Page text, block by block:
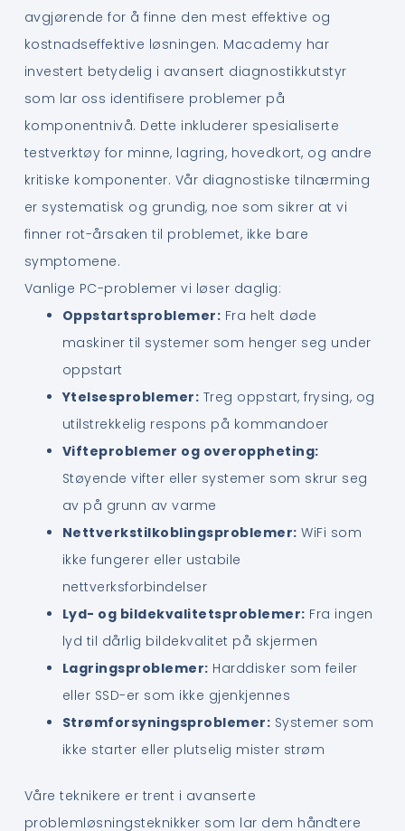
avgjørende for å finne den mest effektive og
kostnadseffektive løsningen. Macademy har
investert betydelig i avansert diagnostikkutstyr
som lar oss identifisere problemer på
komponentnivå. Dette inkluderer spesialiserte
testverktøy for minne, lagring, hovedkort, og andre
kritiske komponenter. Vår diagnostiske tilnærming
er systematisk og grundig, noe som sikrer at vi
finner rot-årsaken til problemet, ikke bare
symptomene.
Vanlige PC-problemer vi løser daglig:
Oppstartsproblemer: Fra helt døde
maskiner til systemer som henger seg under
oppstart
Ytelsesproblemer: Treg oppstart, frysing, og
utilstrekkelig respons på kommandoer
Vifteproblemer og overoppheting:
Støyende vifter eller systemer som skrur seg
av på grunn av varme
Nettverkstilkoblingsproblemer: WiFi som
ikke fungerer eller ustabile
nettverksforbindelser
Lyd- og bildekvalitetsproblemer: Fra ingen
lyd til dårlig bildekvalitet på skjermen
Lagringsproblemer: Harddisker som feiler
eller SSD-er som ikke gjenkjennes
Strømforsyningsproblemer: Systemer som
ikke starter eller plutselig mister strøm
Våre teknikere er trent i avanserte
problemløsningsteknikker som lar dem håndtere